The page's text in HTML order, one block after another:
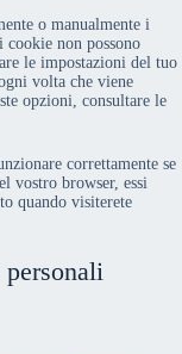
o manualmente i
cookie non possono
le impostazioni del tuo
volta che viene
opzioni, consultare le
correttamente se
vostro browser, essi
quando visiterete